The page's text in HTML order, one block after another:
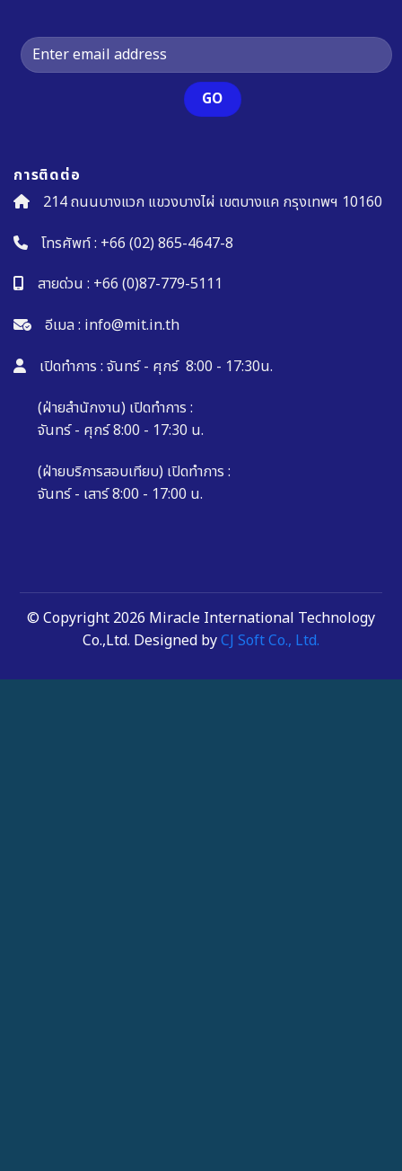
การติดต่อ
214 ถนนบางแวก แขวงบางไผ่ เขตบางแค กรุงเทพฯ 10160
โทรศัพท์ : +66 (02) 865-4647-8
สายด่วน : +66 (0)87-779-5111
อีเมล : info@mit.in.th
เปิดทำการ : จันทร์ - ศุกร์ 8:00 - 17:30น.
(ฝ่ายสำนักงาน) เปิดทำการ :
จันทร์ - ศุกร์ 8:00 - 17:30 น.
(ฝ่ายบริการสอบเทียบ) เปิดทำการ :
จันทร์ - เสาร์ 8:00 - 17:00 น.
© Copyright 2026 Miracle International Technology
Co.,Ltd. Designed byCJ Soft Co., Ltd.